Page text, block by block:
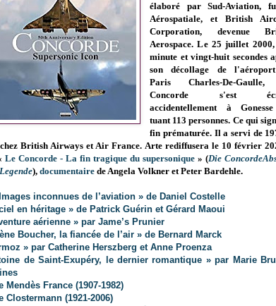
élaboré par Sud-Aviation,
Aérospatiale, et British
Corporation, devenue
Aerospace. Le 25 juillet 2000,
minute et vingt-huit secondes
son décollage de
Paris Charles-De-
Concorde s'est
accidentellement à
tuant 113 personnes. Ce qui
fin prématurée. Il a servi de
British Airways et Air France. Arte rediffusera le 10 février
Le Concorde - La fin tragique du supersonique » (Die
), documentaire de Angela Volkner et Peter Bardehle.
inconnues de l’aviation » de Daniel Costelle
en héritage » de Patrick Guérin et Gérard Maoui
aérienne » par Jame’s Prunier
Boucher, la fiancée de l’air » de Bernard Marck
» par Catherine Herszberg et Anne Proenza
de Saint-Exupéry, le dernier romantique » par Marie
Mendès France (1907-1982)
Clostermann (1921-2006)